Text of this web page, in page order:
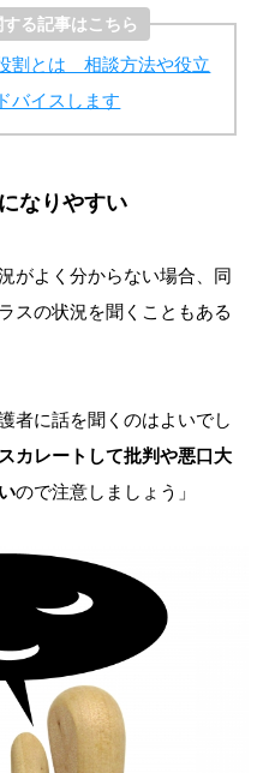
る記事はこちら
割とは 相談方法や役立
バイスします
なりやすい
がよく分からない場合、同
スの状況を聞くこともある
者に話を聞くのはよいでし
カレートして批判や悪口大
ので注意しましょう」